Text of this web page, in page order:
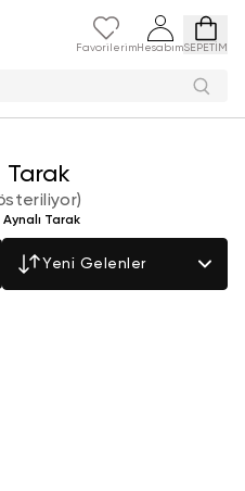
Favorilerim HesabımSEPETİM
Tarak
)
Aynalı Tarak
Yeni Gelenler